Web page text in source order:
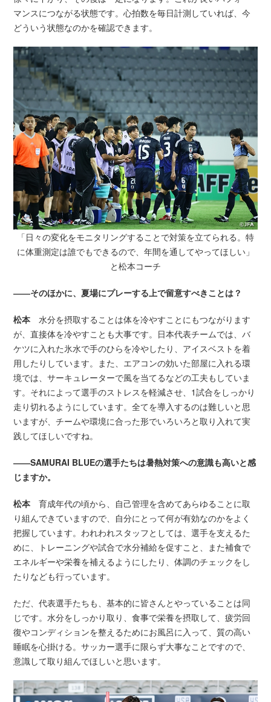
マンスにつながる状態です。心拍数を毎日計測していれば、今
どういう状態なのかを確認できます。
「日々の変化をモニタリングすることで対策を立てられる。特
に体重測定は誰でもできるので、 年間を通してやってほしい」
と松本コーチ
――そのほかに、夏場にプレーする上で留意すべきことは？
松本 水分を摂取することは体を冷やすことにもつながります
が、直接体を冷やすことも大事です。日本代表チームでは、バ
ケツに入れた氷水で手のひらを冷やしたり、アイスベストを着
用したりしています。また、エアコンの効いた部屋に入れる環
境では、サーキュレーターで風を当てるなどの工夫もしていま
す。それによって選手のストレスを軽減させ、1試合をしっかり
走り切れるようにしています。全てを導入するのは難しいと思
いますが、チームや環境に合った形でいろいろと取り入れて実
践してほしいですね。
――SAMURAI BLUEの選手たちは暑熱対策への意識も高いと感
じますか。
松本 育成年代の頃から、自己管理を含めてあらゆることに取
り組んできていますので、自分にとって何が有効なのかをよく
把握しています。われわれスタッフとしては、選手を支えるた
めに、トレーニングや試合で水分補給を促すこと、また補食で
エネルギーや栄養を補えるようにしたり、体調のチェックをし
たりなども行っています。
ただ、代表選手たちも、基本的に皆さんとやっていることは同
じです。水分をしっかり取り、食事で栄養を摂取して、疲労回
復やコンディションを整えるためにお風呂に入って、質の高い
睡眠を心掛ける。サッカー選手に限らず大事なことですので、
意識して取り組んでほしいと思います。